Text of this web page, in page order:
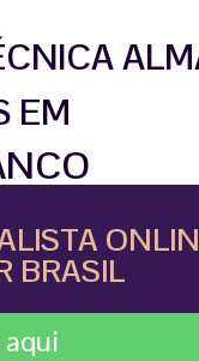
EM
BRASIL